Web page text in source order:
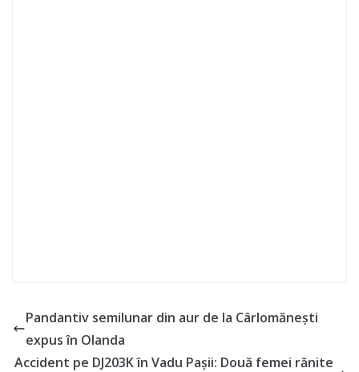
Pandantiv semilunar din aur de la Cârlomănești
expus în Olanda
Accident pe DJ203K în Vadu Pașii: Două femei rănite